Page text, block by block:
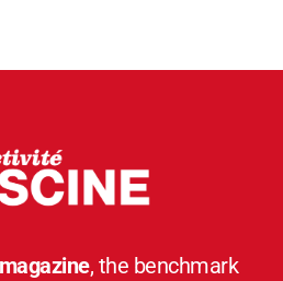
, the benchmark